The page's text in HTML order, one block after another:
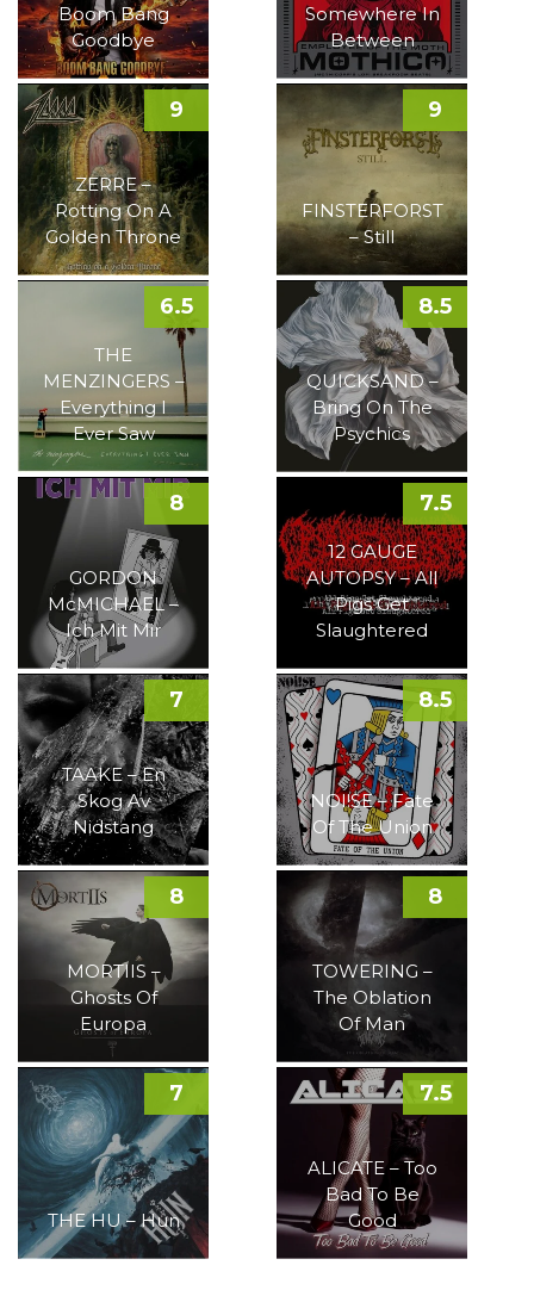
Boom Bang
Goodbye
Somewhere In
Between
ZERRE –
Rotting On A
Golden Throne
9
FINSTERFORST
– Still
9
THE
MENZINGERS –
Everything I
Ever Saw
6.5
QUICKSAND –
Bring On The
Psychics
8.5
GORDON
McMICHAEL –
Ich Mit Mir
8
12 GAUGE
AUTOPSY – All
Pigs Get
Slaughtered
7.5
TAAKE – En
Skog Av
Nidstang
7
NOI!SE – Fate
Of The Union
8.5
MORTIIS –
Ghosts Of
Europa
8
TOWERING –
The Oblation
Of Man
8
THE HU – Hun
7
ALICATE – Too
Bad To Be
Good
7.5